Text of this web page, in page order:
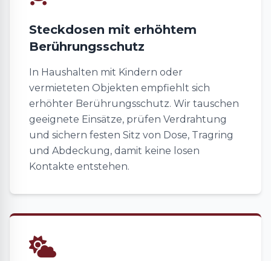
Steckdosen mit erhöhtem
Berührungsschutz
In Haushalten mit Kindern oder
vermieteten Objekten empfiehlt sich
erhöhter Berührungsschutz. Wir tauschen
geeignete Einsätze, prüfen Verdrahtung
und sichern festen Sitz von Dose, Tragring
und Abdeckung, damit keine losen
Kontakte entstehen.